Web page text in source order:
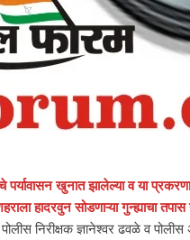
खुनात झालेल्या व या
हादरवुन सोडणाऱ्या गुन्ह्याचा
निरीक्षक ज्ञानेश्वर ढवळे व